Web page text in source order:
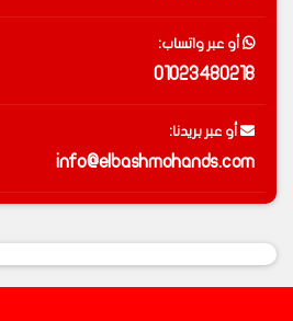
أو عبر واتساب:
01023480218
أو عبر بريدنا:
info@elbashmohands.com